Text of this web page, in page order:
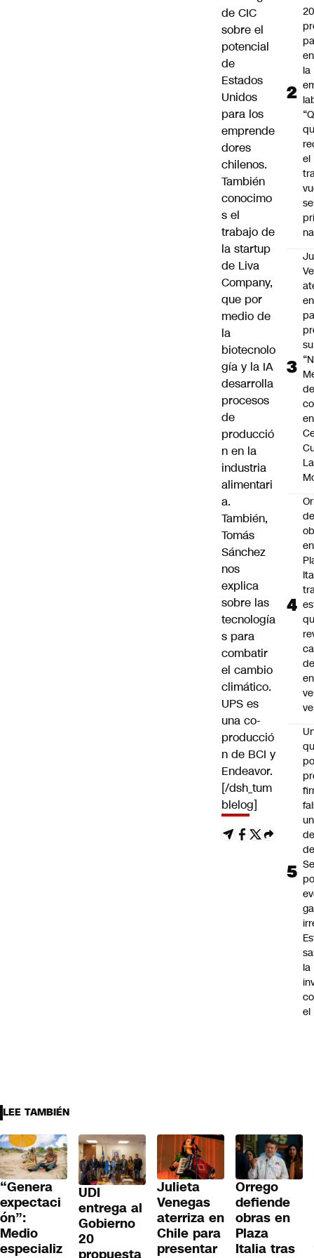
de CIC
sobre el
potencial
de
Estados
Unidos
para los
emprende
dores
chilenos.
También
conocimo
s el
trabajo de
la startup
de Liva
Company,
que por
medio de
la
biotecnolo
gía y la IA
desarrolla
procesos
de
producció
n en la
industria
alimentari
a.
También,
Tomás
Sánchez
nos
explica
sobre las
tecnología
s para
combatir
el cambio
climático.
UPS es
una co-
producció
n de BCI y
Endeavor.
[/dsh_tum
blelog]
20
la
el
La
en
en
la
el
LEE TAMBIÉN
“Genera
expectaci
ón”:
Medio
especializ
UDI
entrega al
Gobierno
20
Julieta
Venegas
aterriza en
Chile para
presentar
Orrego
defiende
obras en
Plaza
Italia tras